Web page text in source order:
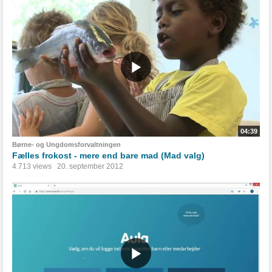
04:39
Børne- og Ungdomsforvaltningen
Fælles frokost - mere end bare mad (Mad valg)
4.713 views 20. september 2012